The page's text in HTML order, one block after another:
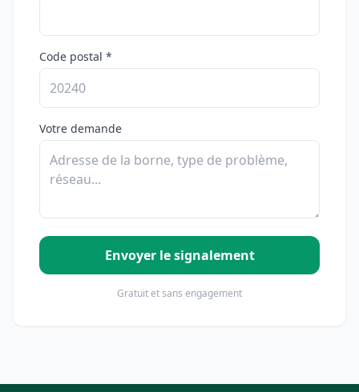
Code postal *
Votre demande
Envoyer le signalement
Gratuit et sans engagement